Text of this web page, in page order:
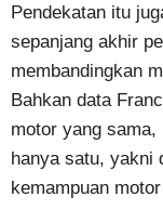
Pendekatan itu
sepanjang akhir
membandingkan
Bahkan data
motor yang
hanya satu, yakni
kemampuan